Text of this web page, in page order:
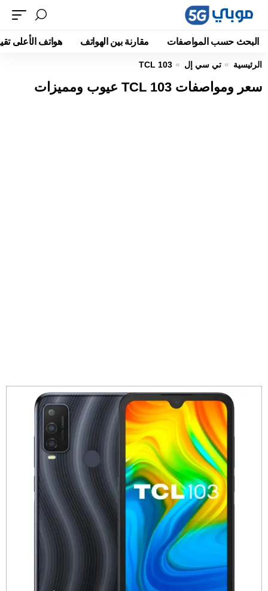
البحث حسب المواصفات مقارنة بين الهواتف هواتف الأعلى
الرئيسية تي سي إل TCL 103
سعر ومواصفات TCL 103 عيوب ومميزات